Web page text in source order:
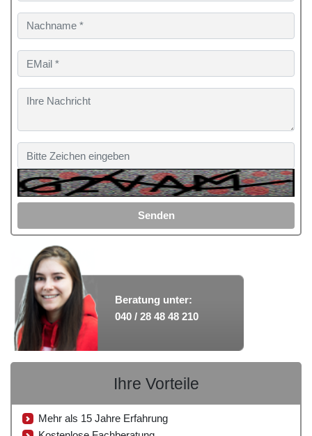
Senden
Beratung unter:
040 / 28 48 48 210
Ihre Vorteile
Mehr als 15 Jahre Erfahrung